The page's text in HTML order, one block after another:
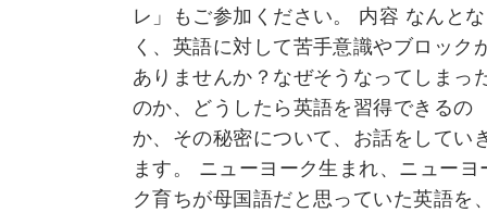
レ」もご参加ください。 内容 なんとな
く、英語に対して苦手意識やブロック
ありませんか？なぜそうなってしまっ
のか、どうしたら英語を習得できるの
か、その秘密について、お話をしてい
ます。 ニューヨーク生まれ、ニューヨ
ク育ちが母国語だと思っていた英語を、